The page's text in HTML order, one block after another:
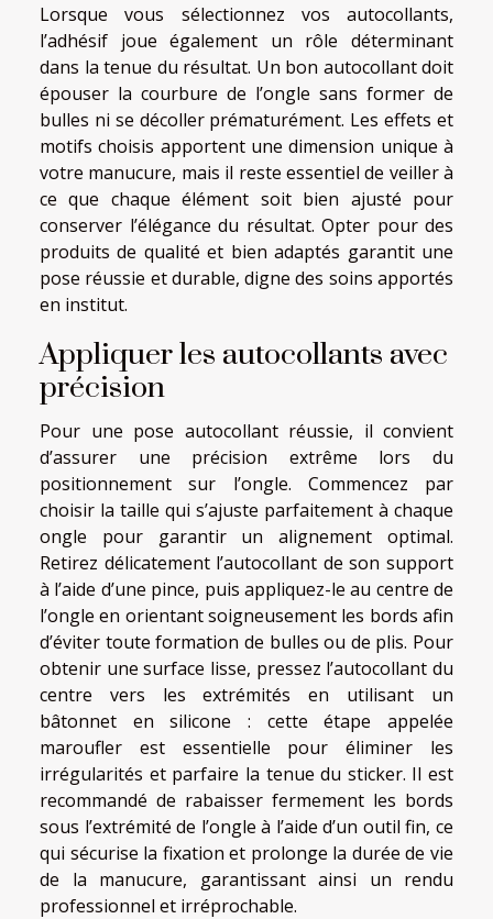
Lorsque vous sélectionnez vos autocollants,
l’adhésif joue également un rôle déterminant
dans la tenue du résultat. Un bon autocollant doit
épouser la courbure de l’ongle sans former de
bulles ni se décoller prématurément. Les effets et
motifs choisis apportent une dimension unique à
votre manucure, mais il reste essentiel de veiller à
ce que chaque élément soit bien ajusté pour
conserver l’élégance du résultat. Opter pour des
produits de qualité et bien adaptés garantit une
pose réussie et durable, digne des soins apportés
en institut.
Appliquer les autocollants avec
précision
Pour une pose autocollant réussie, il convient
d’assurer une précision extrême lors du
positionnement sur l’ongle. Commencez par
choisir la taille qui s’ajuste parfaitement à chaque
ongle pour garantir un alignement optimal.
Retirez délicatement l’autocollant de son support
à l’aide d’une pince, puis appliquez-le au centre de
l’ongle en orientant soigneusement les bords afin
d’éviter toute formation de bulles ou de plis. Pour
obtenir une surface lisse, pressez l’autocollant du
centre vers les extrémités en utilisant un
bâtonnet en silicone : cette étape appelée
maroufler est essentielle pour éliminer les
irrégularités et parfaire la tenue du sticker. Il est
recommandé de rabaisser fermement les bords
sous l’extrémité de l’ongle à l’aide d’un outil fin, ce
qui sécurise la fixation et prolonge la durée de vie
de la manucure, garantissant ainsi un rendu
professionnel et irréprochable.